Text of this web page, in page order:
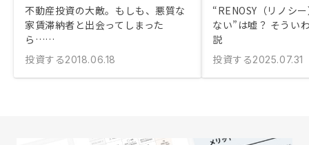
不動産投資の大敵。もしも、悪質な
家賃滞納者と出会ってしまった
ら……
投資する2018.06.18
“RENOSY（リノシ
ない”は嘘？ そうい
説
投資する2025.07.31